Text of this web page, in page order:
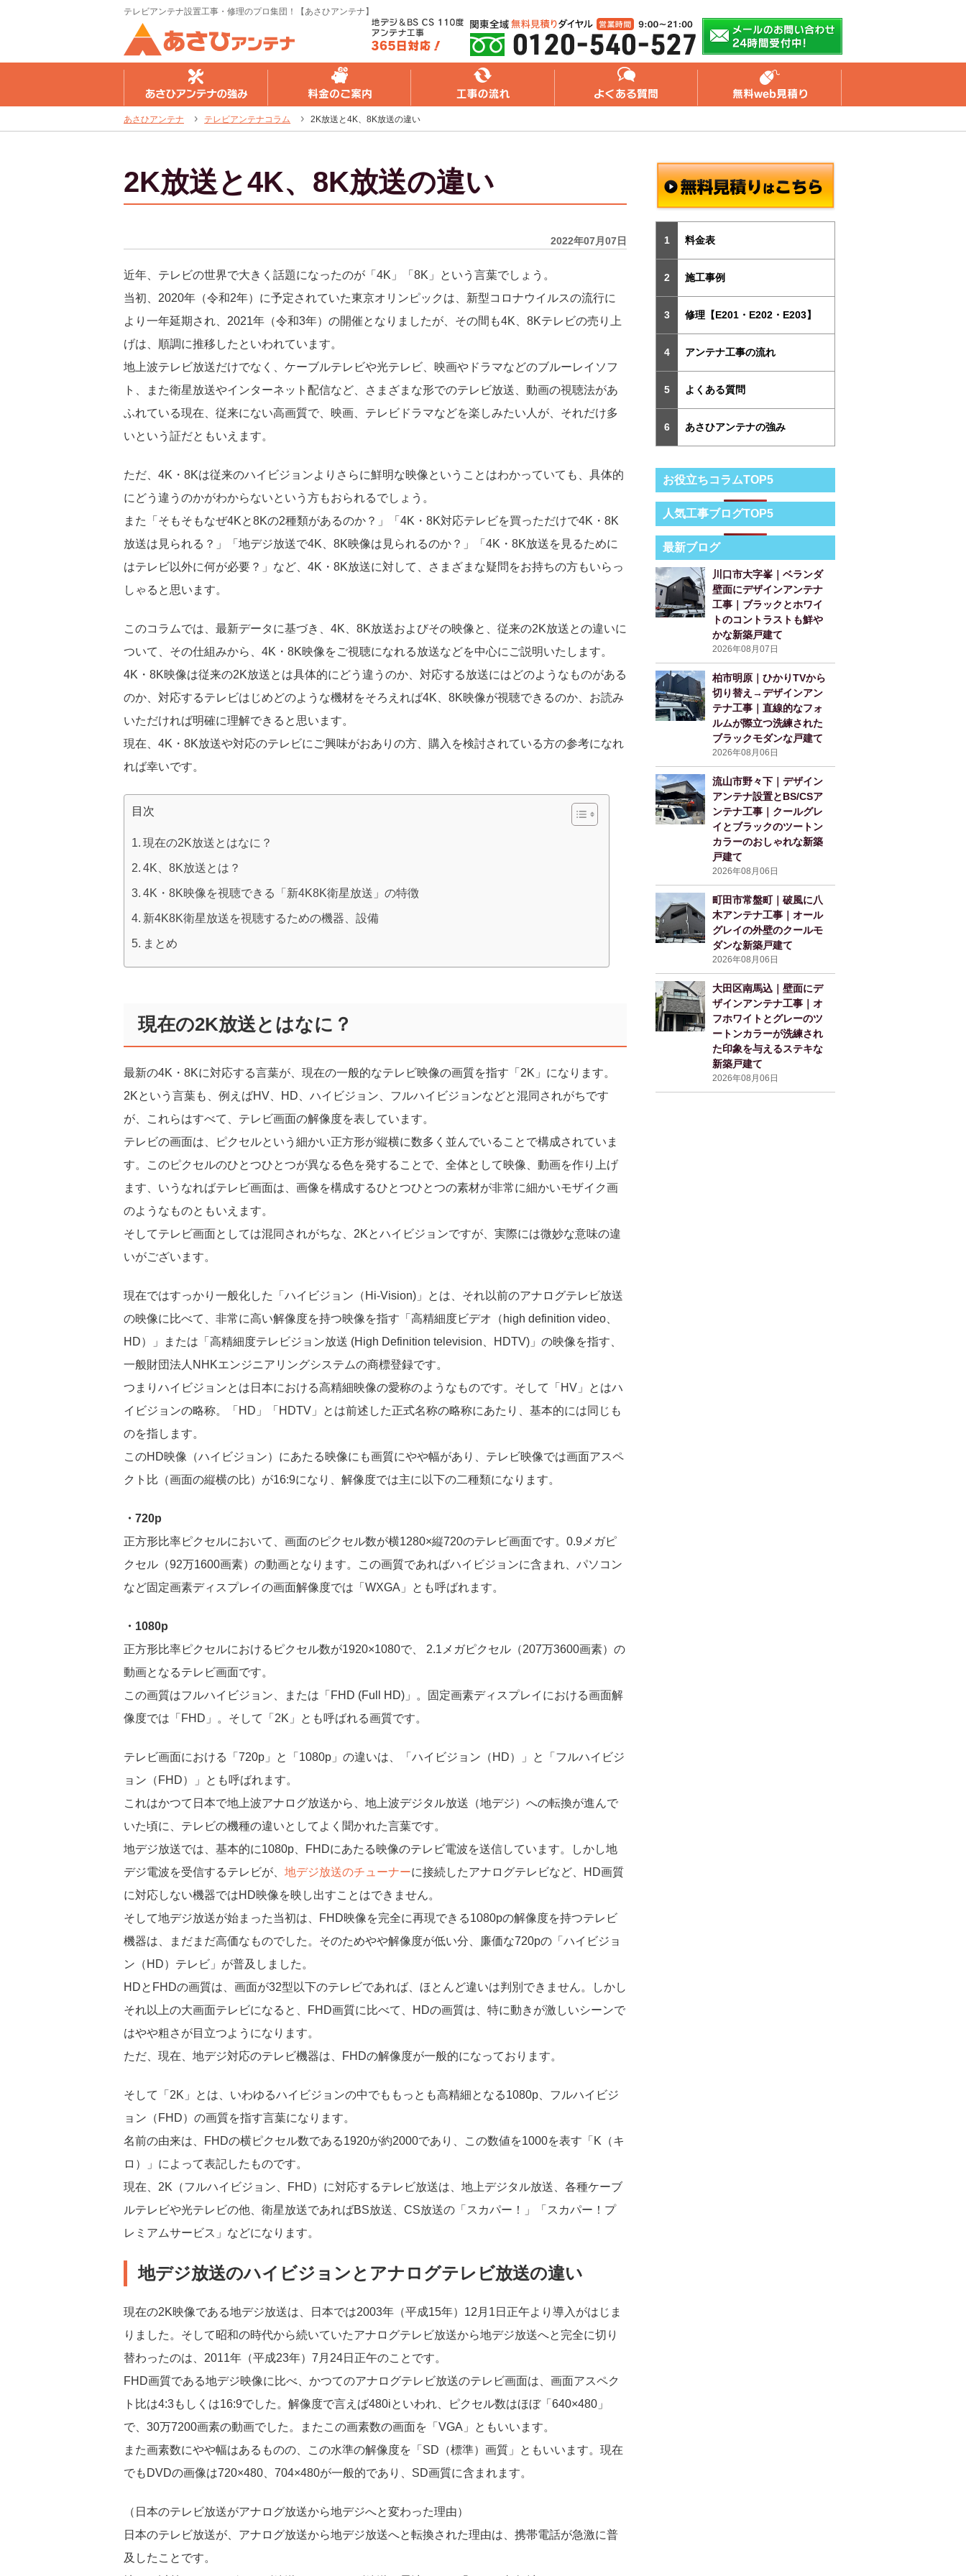
テレビアンテナ設置工事・修理のプロ集団！【あさひアンテナ】
料金のご案内 工事の流れ よくある質問 無料web見積り
あさひアンテナ テレビアンテナコラム 2K放送と4K、8K放送の違い
2K放送と4K、8K放送の違い
2022年07月07日
近年、テレビの世界で大きく話題になったのが「4K」「8K」という言葉でしょう。
当初、2020年（令和2年）に予定されていた東京オリンピックは、新型コロナウイルスの流行に
より一年延期され、2021年（令和3年）の開催となりましたが、その間も4K、8Kテレビの売り上
げは、順調に推移したといわれています。
地上波テレビ放送だけでなく、ケーブルテレビや光テレビ、映画やドラマなどのブルーレイソフ
ト、また衛星放送やインターネット配信など、さまざまな形でのテレビ放送、動画の視聴法があ
ふれている現在、従来にない高画質で、映画、テレビドラマなどを楽しみたい人が、それだけ多
いという証だともいえます。
ただ、4K・8Kは従来のハイビジョンよりさらに鮮明な映像ということはわかっていても、具体的
にどう違うのかがわからないという方もおられるでしょう。
また「そもそもなぜ4Kと8Kの2種類があるのか？」「4K・8K対応テレビを買っただけで4K・8K
放送は見られる？」「地デジ放送で4K、8K映像は見られるのか？」「4K・8K放送を見るために
はテレビ以外に何が必要？」など、4K・8K放送に対して、さまざまな疑問をお持ちの方もいらっ
しゃると思います。
このコラムでは、最新データに基づき、4K、8K放送およびその映像と、従来の2K放送との違いに
ついて、その仕組みから、4K・8K映像をご視聴になれる放送などを中心にご説明いたします。
4K・8K映像は従来の2K放送とは具体的にどう違うのか、対応する放送にはどのようなものがある
のか、対応するテレビはじめどのような機材をそろえれば4K、8K映像が視聴できるのか、お読み
いただければ明確に理解できると思います。
現在、4K・8K放送や対応のテレビにご興味がおありの方、購入を検討されている方の参考になれ
れば幸いです。
目次
現在の2K放送とはなに？
4K、8K放送とは？
4K・8K映像を視聴できる「新4K8K衛星放送」の特徴
新4K8K衛星放送を視聴するための機器、設備
まとめ
現在の2K放送とはなに？
最新の4K・8Kに対応する言葉が、現在の一般的なテレビ映像の画質を指す「2K」になります。
2Kという言葉も、例えばHV、HD、ハイビジョン、フルハイビジョンなどと混同されがちです
が、これらはすべて、テレビ画面の解像度を表しています。
テレビの画面は、ピクセルという細かい正方形が縦横に数多く並んでいることで構成されていま
す。このピクセルのひとつひとつが異なる色を発することで、全体として映像、動画を作り上げ
ます、いうなればテレビ画面は、画像を構成するひとつひとつの素材が非常に細かいモザイク画
のようなものともいえます。
そしてテレビ画面としては混同されがちな、2Kとハイビジョンですが、実際には微妙な意味の違
いがございます。
現在ではすっかり一般化した「ハイビジョン（Hi-Vision)」とは、それ以前のアナログテレビ放送
の映像に比べて、非常に高い解像度を持つ映像を指す「高精細度ビデオ（high definition video、
HD）」または「高精細度テレビジョン放送 (High Definition television、HDTV)」の映像を指す、
一般財団法人NHKエンジニアリングシステムの商標登録です。
つまりハイビジョンとは日本における高精細映像の愛称のようなものです。そして「HV」とはハ
イビジョンの略称。「HD」「HDTV」とは前述した正式名称の略称にあたり、基本的には同じも
のを指します。
このHD映像（ハイビジョン）にあたる映像にも画質にやや幅があり、テレビ映像では画面アスペ
クト比（画面の縦横の比）が16:9になり、解像度では主に以下の二種類になります。
・720p
正方形比率ピクセルにおいて、画面のピクセル数が横1280×縦720のテレビ画面です。0.9メガピ
クセル（92万1600画素）の動画となります。この画質であればハイビジョンに含まれ、パソコン
など固定画素ディスプレイの画面解像度では「WXGA」とも呼ばれます。
・1080p
正方形比率ピクセルにおけるピクセル数が1920×1080で、 2.1メガピクセル（207万3600画素）の
動画となるテレビ画面です。
この画質はフルハイビジョン、または「FHD (Full HD)」。固定画素ディスプレイにおける画面解
像度では「FHD」。そして「2K」とも呼ばれる画質です。
テレビ画面における「720p」と「1080p」の違いは、「ハイビジョン（HD）」と「フルハイビジ
ョン（FHD）」とも呼ばれます。
これはかつて日本で地上波アナログ放送から、地上波デジタル放送（地デジ）への転換が進んで
いた頃に、テレビの機種の違いとしてよく聞かれた言葉です。
地デジ放送では、基本的に1080p、FHDにあたる映像のテレビ電波を送信しています。しかし地
デジ電波を受信するテレビが、 地デジ放送のチューナーに接続したアナログテレビなど、HD画質
に対応しない機器ではHD映像を映し出すことはできません。
そして地デジ放送が始まった当初は、FHD映像を完全に再現できる1080pの解像度を持つテレビ
機器は、まだまだ高価なものでした。そのためやや解像度が低い分、廉価な720pの「ハイビジョ
ン（HD）テレビ」が普及しました。
HDとFHDの画質は、画面が32型以下のテレビであれば、ほとんど違いは判別できません。しかし
それ以上の大画面テレビになると、FHD画質に比べて、HDの画質は、特に動きが激しいシーンで
はやや粗さが目立つようになります。
ただ、現在、地デジ対応のテレビ機器は、FHDの解像度が一般的になっております。
そして「2K」とは、いわゆるハイビジョンの中でももっとも高精細となる1080p、フルハイビジ
ョン（FHD）の画質を指す言葉になります。
名前の由来は、FHDの横ピクセル数である1920が約2000であり、この数値を1000を表す「K（キ
ロ）」によって表記したものです。
現在、2K（フルハイビジョン、FHD）に対応するテレビ放送は、地上デジタル放送、各種ケーブ
ルテレビや光テレビの他、衛星放送であればBS放送、CS放送の「スカパー！」「スカパー！プ
レミアムサービス」などになります。
地デジ放送のハイビジョンとアナログテレビ放送の違い
現在の2K映像である地デジ放送は、日本では2003年（平成15年）12月1日正午より導入がはじま
りました。そして昭和の時代から続いていたアナログテレビ放送から地デジ放送へと完全に切り
替わったのは、2011年（平成23年）7月24日正午のことです。
FHD画質である地デジ映像に比べ、かつてのアナログテレビ放送のテレビ画面は、画面アスペク
ト比は4:3もしくは16:9でした。解像度で言えば480iといわれ、ピクセル数はほぼ「640×480」
で、30万7200画素の動画でした。またこの画素数の画面を「VGA」ともいいます。
また画素数にやや幅はあるものの、この水準の解像度を「SD（標準）画質」ともいいます。現在
でもDVDの画像は720×480、704×480が一般的であり、SD画質に含まれます。
（日本のテレビ放送がアナログ放送から地デジへと変わった理由）
日本のテレビ放送が、アナログ放送から地デジ放送へと転換された理由は、携帯電話が急激に普
及したことです。
料金表
施工事例
修理【E201・E202・E203】
アンテナ工事の流れ
よくある質問
あさひアンテナの強み
お役立ちコラムTOP5
人気工事ブログTOP5
最新ブログ
川口市大字峯｜ベランダ
壁面にデザインアンテナ
工事｜ブラックとホワイ
トのコントラストも鮮や
かな新築戸建て
2026年08月07日
柏市明原｜ひかりTVから
切り替え→デザインアン
テナ工事｜直線的なフォ
ルムが際立つ洗練された
ブラックモダンな戸建て
2026年08月06日
流山市野々下｜デザイン
アンテナ設置とBS/CSア
ンテナ工事｜クールグレ
イとブラックのツートン
カラーのおしゃれな新築
戸建て
2026年08月06日
町田市常盤町｜破風に八
木アンテナ工事｜オール
グレイの外壁のクールモ
ダンな新築戸建て
2026年08月06日
大田区南馬込｜壁面にデ
ザインアンテナ工事｜オ
フホワイトとグレーのツ
ートンカラーが洗練され
た印象を与えるステキな
新築戸建て
2026年08月06日